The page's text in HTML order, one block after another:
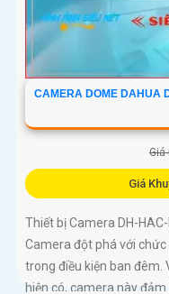
CAMERA DOME DAHUA
Giá
Giá
Thiết bị Camera DH-
Camera đột phá với
trong điều kiện ban đêm.
hiện có, camera này